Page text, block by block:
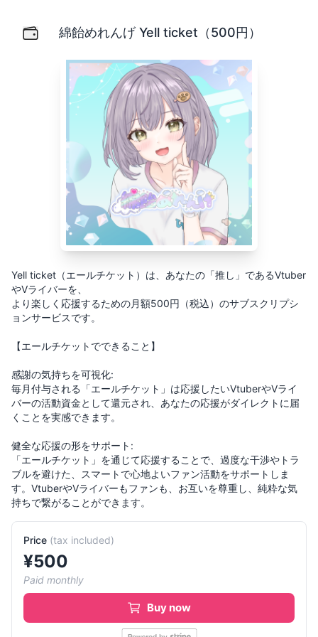
綿飴めれんげ Yell ticket（500円）
Yell ticket（エールチケット）は、あなたの「推し」であるVtuber
やVライバーを、
より楽しく応援するための月額500円（税込）のサブスクリプシ
ョンサービスです。
【エールチケットでできること】
感謝の気持ちを可視化:
毎月付与される「エールチケット」は応援したいVtuberやVライ
バーの活動資金として還元され、あなたの応援がダイレクトに届
くことを実感できます。
健全な応援の形をサポート:
「エールチケット」を通じて応援することで、過度な干渉やトラ
ブルを避けた、スマートで心地よいファン活動をサポートしま
す。VtuberやVライバーもファンも、お互いを尊重し、純粋な気
Price (tax included)
¥500
Paid monthly
Buy now